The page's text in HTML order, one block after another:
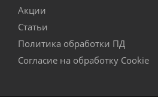
Акции
Статьи
Политика обработки ПД
Согласие на обработку Cookie